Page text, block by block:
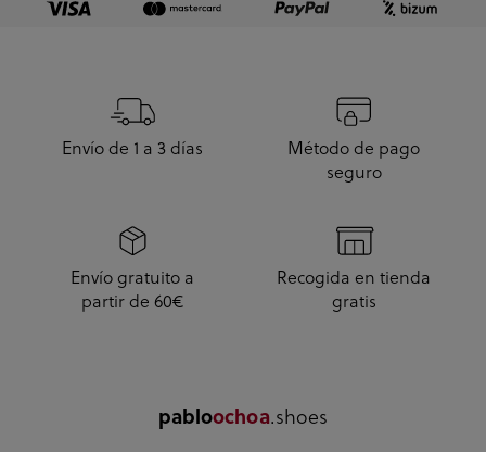
Envío de 1 a 3 días
Método de pago
seguro
Envío gratuito a
partir de 60€
Recogida en tienda
gratis
pabloochoa.shoes